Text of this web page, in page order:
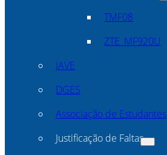
TMF08
ZTE_MF920U
IAVE
DGES
Associação de Estudantes
Justificação de Faltas